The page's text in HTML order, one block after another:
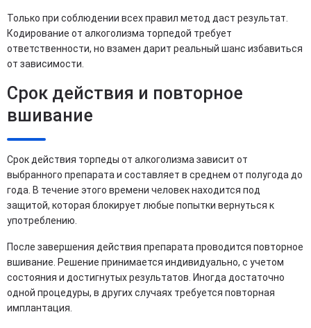
Только при соблюдении всех правил метод даст результат.
Кодирование от алкоголизма торпедой требует
ответственности, но взамен дарит реальный шанс избавиться
от зависимости.
Срок действия и повторное
вшивание
Срок действия торпеды от алкоголизма зависит от
выбранного препарата и составляет в среднем от полугода до
года. В течение этого времени человек находится под
защитой, которая блокирует любые попытки вернуться к
употреблению.
После завершения действия препарата проводится повторное
вшивание. Решение принимается индивидуально, с учетом
состояния и достигнутых результатов. Иногда достаточно
одной процедуры, в других случаях требуется повторная
имплантация.